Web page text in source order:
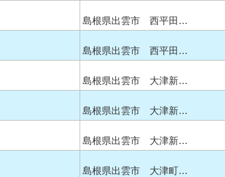
島根県出雲市 西平田…
島根県出雲市 西平田…
島根県出雲市 大津新…
島根県出雲市 大津新…
島根県出雲市 大津新…
島根県出雲市 大津町…